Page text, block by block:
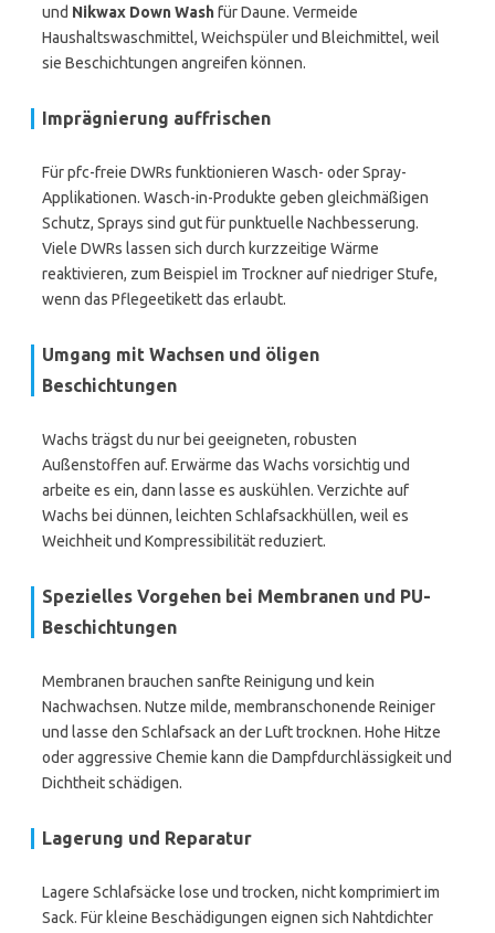
und Nikwax Down Washfür Daune. Vermeide
Haushaltswaschmittel, Weichspüler und Bleichmittel, weil
sie Beschichtungen angreifen können.
Imprägnierung auffrischen
Für pfc-freie DWRs funktionieren Wasch- oder Spray-
Applikationen. Wasch-in-Produkte geben gleichmäßigen
Schutz, Sprays sind gut für punktuelle Nachbesserung.
Viele DWRs lassen sich durch kurzzeitige Wärme
reaktivieren, zum Beispiel im Trockner auf niedriger Stufe,
wenn das Pflegeetikett das erlaubt.
Umgang mit Wachsen und öligen
Beschichtungen
Wachs trägst du nur bei geeigneten, robusten
Außenstoffen auf. Erwärme das Wachs vorsichtig und
arbeite es ein, dann lasse es auskühlen. Verzichte auf
Wachs bei dünnen, leichten Schlafsackhüllen, weil es
Weichheit und Kompressibilität reduziert.
Spezielles Vorgehen bei Membranen und PU-
Beschichtungen
Membranen brauchen sanfte Reinigung und kein
Nachwachsen. Nutze milde, membranschonende Reiniger
und lasse den Schlafsack an der Luft trocknen. Hohe Hitze
oder aggressive Chemie kann die Dampfdurchlässigkeit und
Dichtheit schädigen.
Lagerung und Reparatur
Lagere Schlafsäcke lose und trocken, nicht komprimiert im
Sack. Für kleine Beschädigungen eignen sich Nahtdichter